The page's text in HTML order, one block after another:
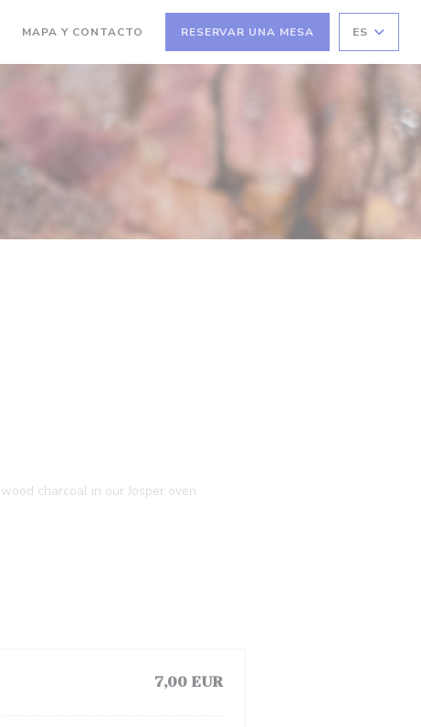
MAPA Y CONTACTO RESERVAR UNA MESA ES
charcoal in our Josper oven
7,00 EUR